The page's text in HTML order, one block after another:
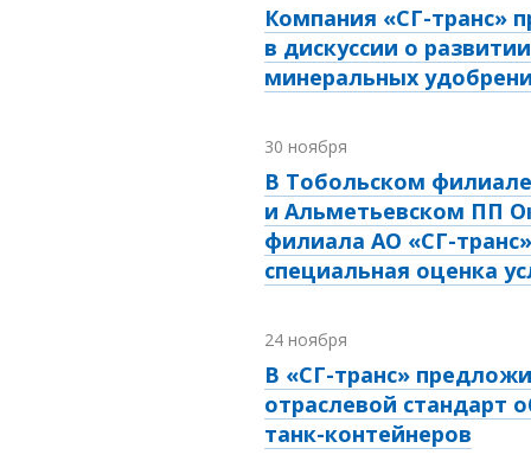
Компания «СГ-транс»
в дискуссии о
минеральных
30 ноября
В Тобольском филиале
и Альметьевском ПП
филиала АО «СГ-
специальная оценка
24 ноября
В «СГ-транс»
отраслевой стандарт
танк-контейнеров